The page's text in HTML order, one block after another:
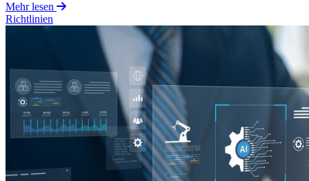
Mehr lesen
Richtlinien